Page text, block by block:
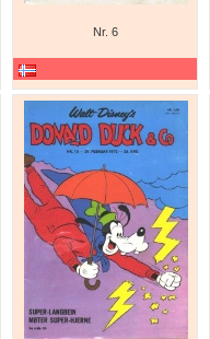
Nr. 6